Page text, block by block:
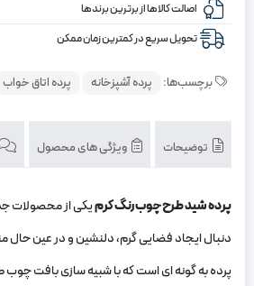
اصالت کالاها از برترین برندها
تحویل سریع در کمترین زمان ممکن
برچسب‌ها: پرده آشپزخانه پرده اتاق خواب
توضیحات ویژگی های محصول
پرده شید طرح چوب رنگ کرمیکی از محصولات
دنبال ایجاد فضایی گرم، دلنشین و در عین
پرده به گونه‌ ای است که با شبیه ‌سازی بافت